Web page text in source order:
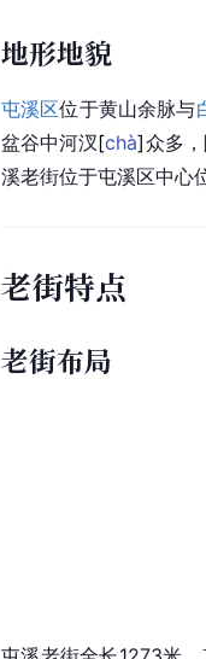
地形地貌
屯溪区位于黄山余脉与
盆谷中河汊[chà]众多
溪老街位于屯溪区中心
老街特点
老街布局